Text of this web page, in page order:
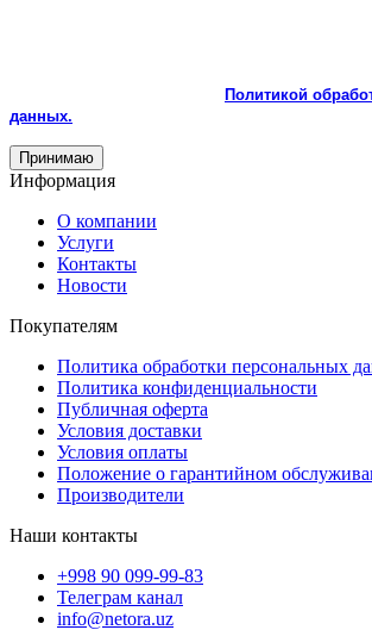
Политикой
данных.
Принимаю
Информация
О компании
Услуги
Контакты
Новости
Покупателям
Политика обработки персональных
Политика конфиденциальности
Публичная оферта
Условия доставки
Условия оплаты
Положение о гарантийном
Производители
Наши контакты
+998 90 099-99-83
Телеграм канал
info@netora.uz